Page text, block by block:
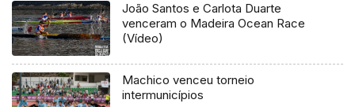
João Santos e Carlota Duarte
venceram o Madeira Ocean Race
(Vídeo)
Machico venceu torneio
intermunicípios